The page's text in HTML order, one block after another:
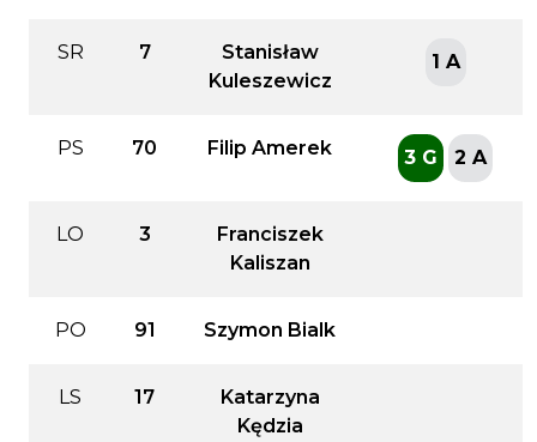
SR 7
Stanisław
Kuleszewicz
1 A
PS 70 Filip Amerek 3 G 2 A
LO 3
Franciszek
Kaliszan
PO 91 Szymon Bialk
LS 17
Katarzyna
Kędzia